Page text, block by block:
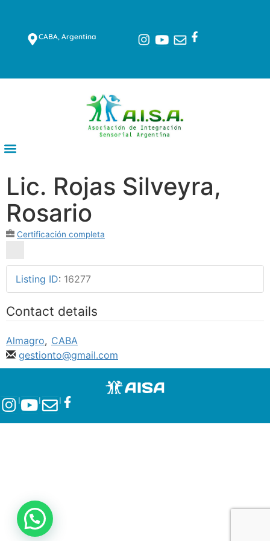
CABA, Argentina
Lic. Rojas Silveyra,
Rosario
Certificación completa
Listing ID: 16277
Contact details
Almagro, CABA
gestionto@gmail.com
l l l